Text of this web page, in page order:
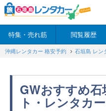
特集・売れ筋 閲覧履歴
沖縄レンタカー 格安予約 石垣島 レン
GWおすすめ石
ト・レンタカ